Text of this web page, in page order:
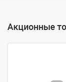
Акционные